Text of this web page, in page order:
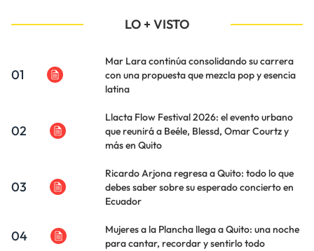
LO + VISTO
01
Mar Lara continúa consolidando su carrera
con una propuesta que mezcla pop y esencia
latina
02
Llacta Flow Festival 2026: el evento urbano
que reunirá a Beéle, Blessd, Omar Courtz y
más en Quito
03
Ricardo Arjona regresa a Quito: todo lo que
debes saber sobre su esperado concierto en
Ecuador
04
Mujeres a la Plancha llega a Quito: una noche
para cantar, recordar y sentirlo todo